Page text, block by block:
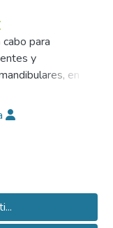
para
y
en
respecto a la
en posición natural
sobre la verdadera
grupos: 60 sujetos